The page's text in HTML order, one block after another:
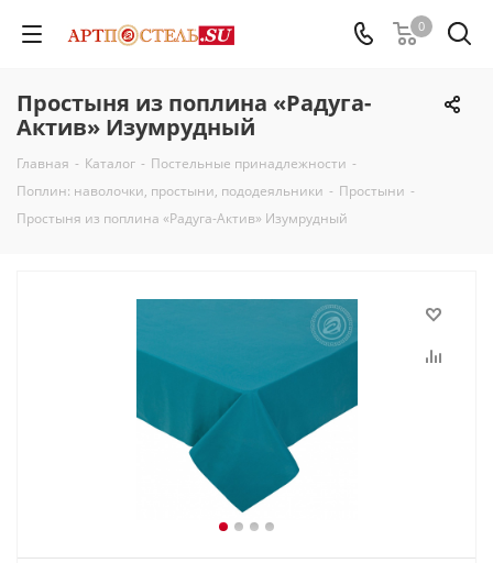
0
Простыня из поплина «Радуга-
Актив» Изумрудный
Главная - Каталог - Постельные принадлежности -
Поплин: наволочки, простыни, пододеяльники - Простыни -
Простыня из поплина «Радуга-Актив» Изумрудный